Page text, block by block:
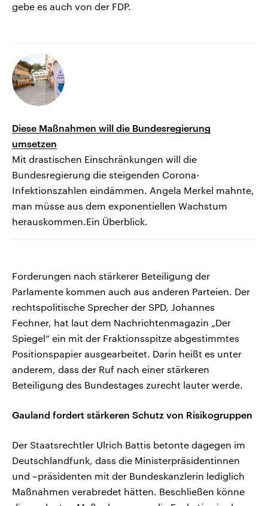
gebe es auch von der FDP.
Diese Maßnahmen will die Bundesregierung
umsetzen
Mit drastischen Einschränkungen will die
Bundesregierung die steigenden Corona-
Infektionszahlen eindämmen. Angela Merkel mahnte,
man müsse aus dem exponentiellen Wachstum
herauskommen.Ein Überblick.
Forderungen nach stärkerer Beteiligung der
Parlamente kommen auch aus anderen Parteien. Der
rechtspolitische Sprecher der SPD, Johannes
Fechner, hat laut dem Nachrichtenmagazin „Der
Spiegel“ ein mit der Fraktionsspitze abgestimmtes
Positionspapier ausgearbeitet. Darin heißt es unter
anderem, dass der Ruf nach einer stärkeren
Beteiligung des Bundestages zurecht lauter werde.
Gauland fordert stärkeren Schutz von Risikogruppen
Der Staatsrechtler Ulrich Battis betonte dagegen im
Deutschlandfunk, dass die Ministerpräsidentinnen
und –präsidenten mit der Bundeskanzlerin lediglich
Maßnahmen verabredet hätten. Beschließen könne